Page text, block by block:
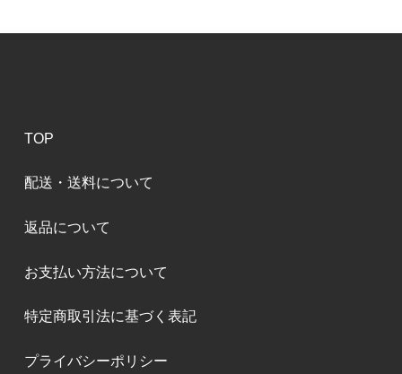
TOP
配送・送料について
返品について
お支払い方法について
特定商取引法に基づく表記
プライバシーポリシー